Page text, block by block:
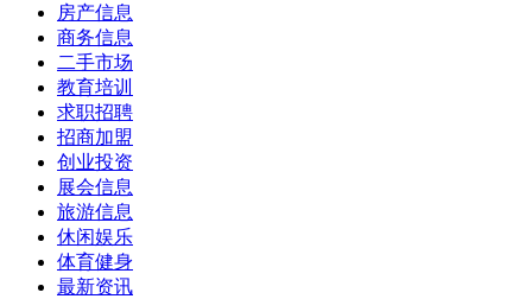
房产信息
商务信息
二手市场
教育培训
求职招聘
招商加盟
创业投资
展会信息
旅游信息
休闲娱乐
体育健身
最新资讯